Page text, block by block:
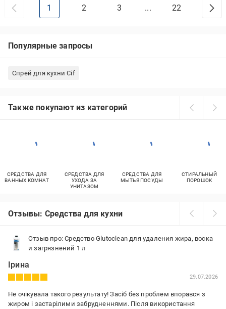
1 2 3 ... 22
Популярные запросы
Спрей для кухни Cif
Также покупают из категорий
СРЕДСТВА ДЛЯ
ВАННЫХ КОМНАТ
СРЕДСТВА ДЛЯ
УХОДА ЗА
УНИТАЗОМ
СРЕДСТВА ДЛЯ
МЫТЬЯ ПОСУДЫ
СТИРАЛЬНЫЙ
ПОРОШОК
Отзывы: Средства для кухни
Отзыв про: Средство Glutoclean для удаления жира, воска
и загрязнений 1 л
Ірина
29.07.2026
Не очікувала такого результату! Засіб без проблем впорався з
жиром і застарілими забрудненнями. Після використання